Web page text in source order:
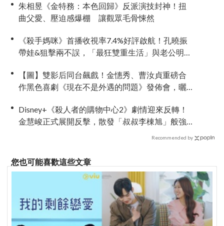
朱相昱《金特務：本色回歸》反派演技封神！扭
曲父愛、壓迫感爆棚 讓觀眾毛骨悚然
《殺手媽咪》首播收視率7.4%好評啟航！孔曉振
帶娃&狙擊兩不誤，「最狂雙重生活」與老公明追
【圖】雙影后同台飆戲！金憓秀、曹汝貞重磅合
作黑色喜劇《現在不是外遇的問題》發佈會，曬
Disney+《殺人者的購物中心2》劇情迎來反轉！
金慧峻正式展開反擊，散發「叔叔李棟旭」般強
Recommended by
您也可能喜歡這些文章